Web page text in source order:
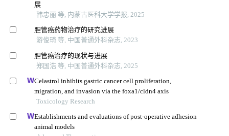
展
韩忠丽 等, 内蒙古医科大学学报, 2025
胆管癌药物治疗的研究进展
游俊琦 等, 中国普通外科杂志, 2023
胆管癌治疗的现状与进展
郑国浩 等, 中国普通外科杂志, 2025
Celastrol inhibits gastric cancer cell proliferation,
migration, and invasion via the foxa1/cldn4 axis
Toxicology Research
Establishments and evaluations of post-operative adhesion
animal models